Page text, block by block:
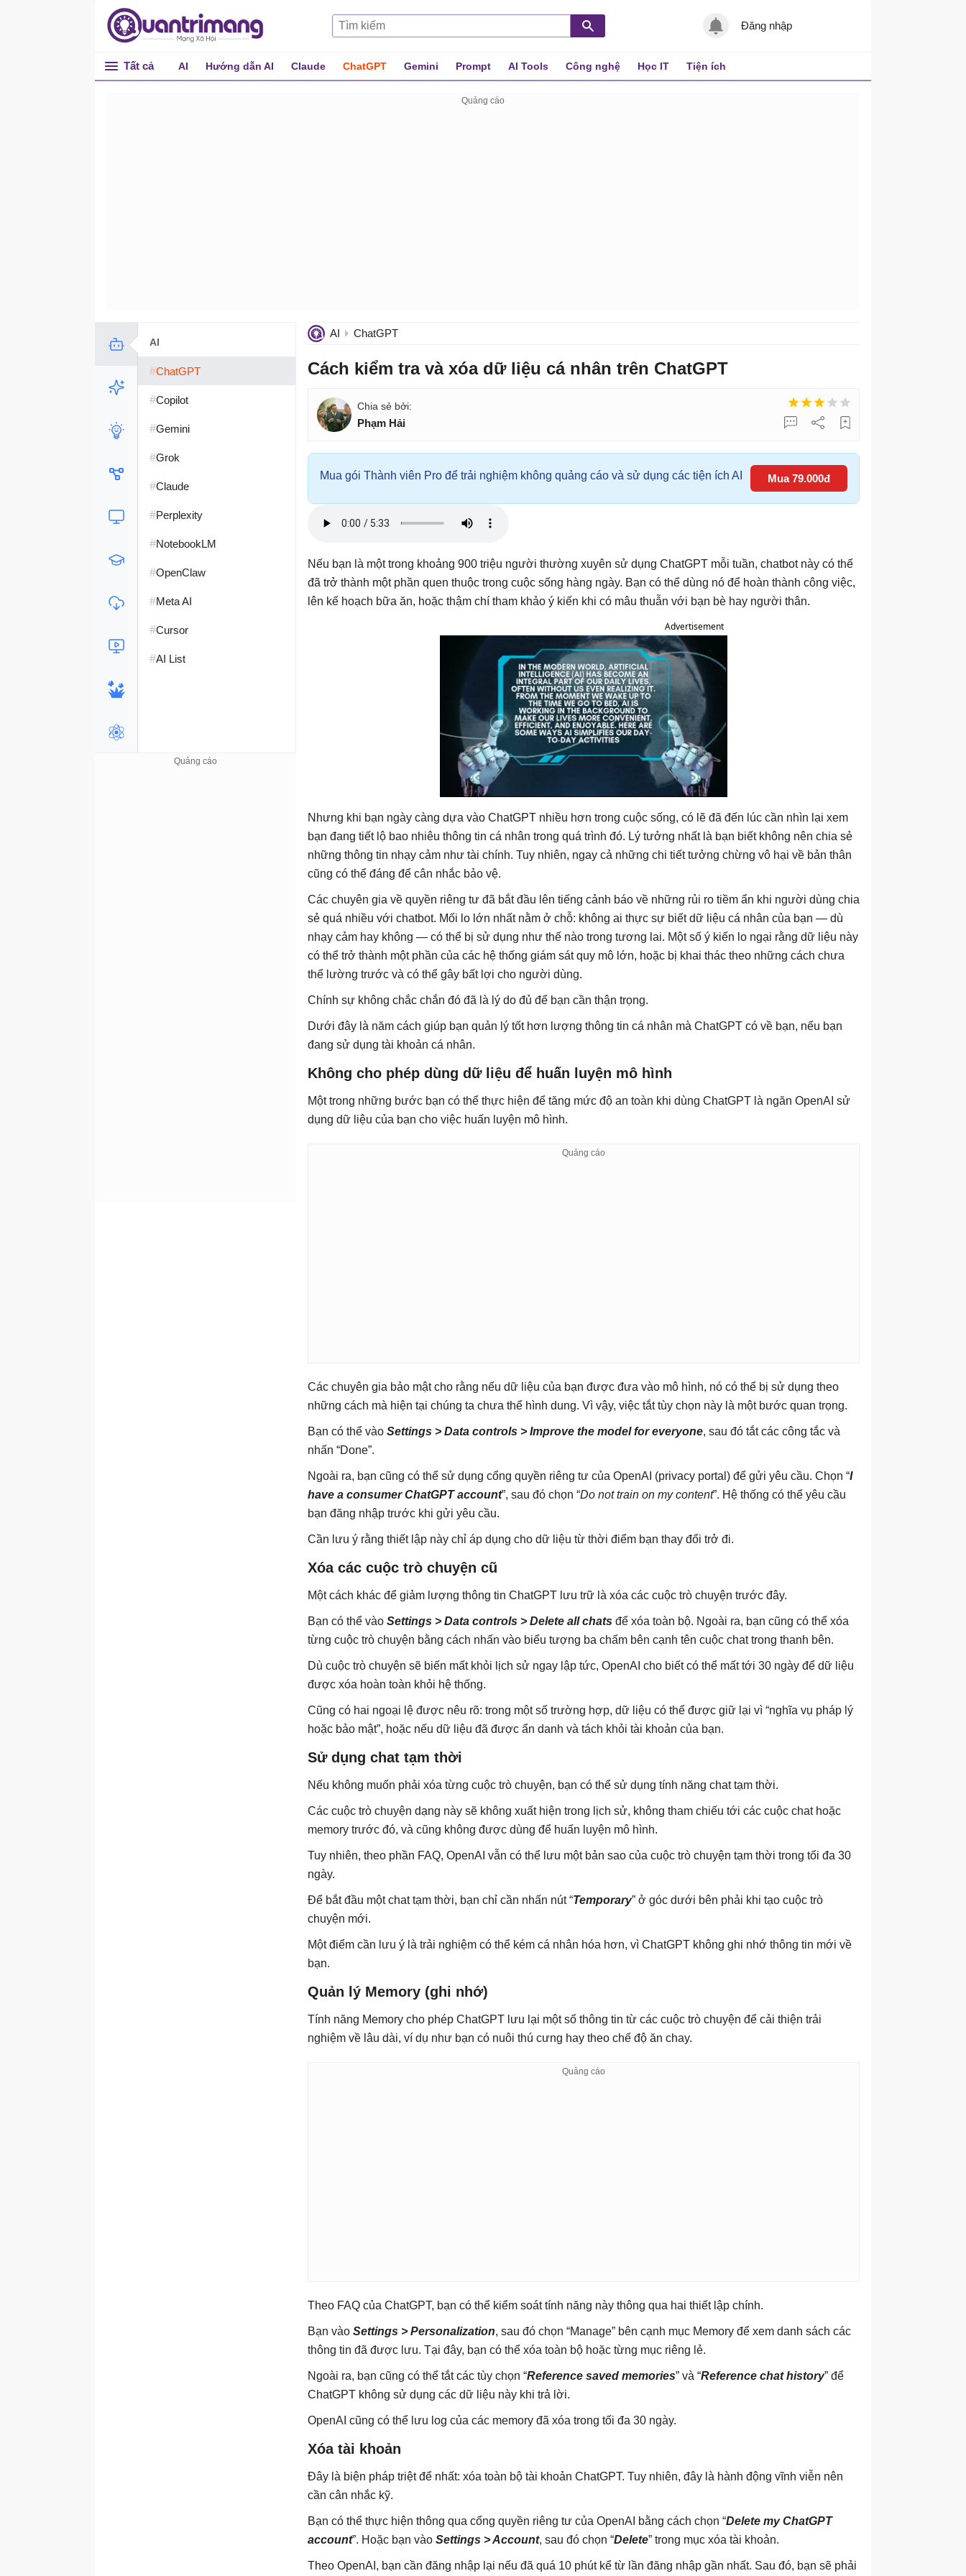
Đăng nhập
Tất cả AI Hướng dẫn AI Claude ChatGPT Gemini Prompt AI Tools Công nghệ Học IT Tiện ích
AI ChatGPT
Cách kiểm tra và xóa dữ liệu cá nhân trên ChatGPT
Phạm Hải
Mua gói Thành viên Pro để trải nghiệm không quảng cáo và sử dụng các tiện ích AI Mua 79.000đ
Nếu bạn là một trong khoảng 900 triệu người thường xuyên sử dụng ChatGPT mỗi tuần, chatbot này có thể
đã trở thành một phần quen thuộc trong cuộc sống hàng ngày. Bạn có thể dùng nó để hoàn thành công việc,
lên kế hoạch bữa ăn, hoặc thậm chí tham khảo ý kiến khi có mâu thuẫn với bạn bè hay người thân.
Advertisement
Nhưng khi bạn ngày càng dựa vào ChatGPT nhiều hơn trong cuộc sống, có lẽ đã đến lúc cần nhìn lại xem
bạn đang tiết lộ bao nhiêu thông tin cá nhân trong quá trình đó. Lý tưởng nhất là bạn biết không nên chia sẻ
những thông tin nhạy cảm như tài chính. Tuy nhiên, ngay cả những chi tiết tưởng chừng vô hại về bản thân
cũng có thể đáng để cân nhắc bảo vệ.
Các chuyên gia về quyền riêng tư đã bắt đầu lên tiếng cảnh báo về những rủi ro tiềm ẩn khi người dùng chia
sẻ quá nhiều với chatbot. Mối lo lớn nhất nằm ở chỗ: không ai thực sự biết dữ liệu cá nhân của bạn — dù
nhạy cảm hay không — có thể bị sử dụng như thế nào trong tương lai. Một số ý kiến lo ngại rằng dữ liệu này
có thể trở thành một phần của các hệ thống giám sát quy mô lớn, hoặc bị khai thác theo những cách chưa
thể lường trước và có thể gây bất lợi cho người dùng.
Chính sự không chắc chắn đó đã là lý do đủ để bạn cần thận trọng.
Dưới đây là năm cách giúp bạn quản lý tốt hơn lượng thông tin cá nhân mà ChatGPT có về bạn, nếu bạn
đang sử dụng tài khoản cá nhân.
Không cho phép dùng dữ liệu để huấn luyện mô hình
Một trong những bước bạn có thể thực hiện để tăng mức độ an toàn khi dùng ChatGPT là ngăn OpenAI sử
dụng dữ liệu của bạn cho việc huấn luyện mô hình.
Các chuyên gia bảo mật cho rằng nếu dữ liệu của bạn được đưa vào mô hình, nó có thể bị sử dụng theo
những cách mà hiện tại chúng ta chưa thể hình dung. Vì vậy, việc tắt tùy chọn này là một bước quan trọng.
Bạn có thể vào Settings > Data controls > Improve the model for everyone, sau đó tắt các công tắc và
nhấn “Done”.
Ngoài ra, bạn cũng có thể sử dụng cổng quyền riêng tư của OpenAI (privacy portal) để gửi yêu cầu. Chọn “I
have a consumer ChatGPT account”, sau đó chọn “Do not train on my content”. Hệ thống có thể yêu cầu
bạn đăng nhập trước khi gửi yêu cầu.
Cần lưu ý rằng thiết lập này chỉ áp dụng cho dữ liệu từ thời điểm bạn thay đổi trở đi.
Xóa các cuộc trò chuyện cũ
Một cách khác để giảm lượng thông tin ChatGPT lưu trữ là xóa các cuộc trò chuyện trước đây.
Bạn có thể vào Settings > Data controls > Delete all chats để xóa toàn bộ. Ngoài ra, bạn cũng có thể xóa
từng cuộc trò chuyện bằng cách nhấn vào biểu tượng ba chấm bên cạnh tên cuộc chat trong thanh bên.
Dù cuộc trò chuyện sẽ biến mất khỏi lịch sử ngay lập tức, OpenAI cho biết có thể mất tới 30 ngày để dữ liệu
được xóa hoàn toàn khỏi hệ thống.
Cũng có hai ngoại lệ được nêu rõ: trong một số trường hợp, dữ liệu có thể được giữ lại vì “nghĩa vụ pháp lý
hoặc bảo mật”, hoặc nếu dữ liệu đã được ẩn danh và tách khỏi tài khoản của bạn.
Sử dụng chat tạm thời
Nếu không muốn phải xóa từng cuộc trò chuyện, bạn có thể sử dụng tính năng chat tạm thời.
Các cuộc trò chuyện dạng này sẽ không xuất hiện trong lịch sử, không tham chiếu tới các cuộc chat hoặc
memory trước đó, và cũng không được dùng để huấn luyện mô hình.
Tuy nhiên, theo phần FAQ, OpenAI vẫn có thể lưu một bản sao của cuộc trò chuyện tạm thời trong tối đa 30
ngày.
Để bắt đầu một chat tạm thời, bạn chỉ cần nhấn nút “Temporary” ở góc dưới bên phải khi tạo cuộc trò
chuyện mới.
Một điểm cần lưu ý là trải nghiệm có thể kém cá nhân hóa hơn, vì ChatGPT không ghi nhớ thông tin mới về
bạn.
Quản lý Memory (ghi nhớ)
Tính năng Memory cho phép ChatGPT lưu lại một số thông tin từ các cuộc trò chuyện để cải thiện trải
nghiệm về lâu dài, ví dụ như bạn có nuôi thú cưng hay theo chế độ ăn chay.
Theo FAQ của ChatGPT, bạn có thể kiểm soát tính năng này thông qua hai thiết lập chính.
Bạn vào Settings > Personalization, sau đó chọn “Manage” bên cạnh mục Memory để xem danh sách các
thông tin đã được lưu. Tại đây, bạn có thể xóa toàn bộ hoặc từng mục riêng lẻ.
Ngoài ra, bạn cũng có thể tắt các tùy chọn “Reference saved memories” và “Reference chat history” để
ChatGPT không sử dụng các dữ liệu này khi trả lời.
OpenAI cũng có thể lưu log của các memory đã xóa trong tối đa 30 ngày.
Xóa tài khoản
Đây là biện pháp triệt để nhất: xóa toàn bộ tài khoản ChatGPT. Tuy nhiên, đây là hành động vĩnh viễn nên
cần cân nhắc kỹ.
Bạn có thể thực hiện thông qua cổng quyền riêng tư của OpenAI bằng cách chọn “Delete my ChatGPT
account”. Hoặc bạn vào Settings > Account, sau đó chọn “Delete” trong mục xóa tài khoản.
Theo OpenAI, bạn cần đăng nhập lại nếu đã quá 10 phút kể từ lần đăng nhập gần nhất. Sau đó, bạn sẽ phải
AI
#ChatGPT
#Copilot
#Gemini
#Grok
#Claude
#Perplexity
#NotebookLM
#OpenClaw
#Meta AI
#Cursor
#AI List